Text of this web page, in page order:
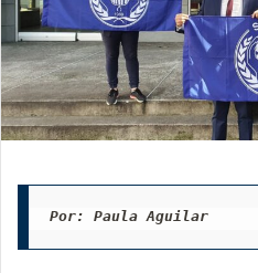
Por: Paula Aguilar